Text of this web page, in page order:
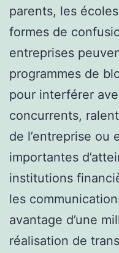
parents, les
formes de
entreprises
programmes de
pour interférer
concurrents,
de l’entreprise ou
importantes
institutions
les
avantage d’une
réalisation de